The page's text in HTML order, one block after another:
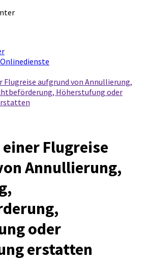
Flugreise aufgrund von Annullierung,
Höherstufung oder
einer Flugreise
Annullierung,
oder
erstatten